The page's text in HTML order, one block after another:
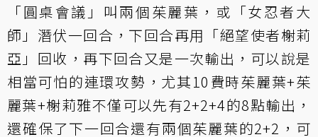
「圓桌會議 」叫兩個茱麗葉，或「女忍者大
師 」潛伏一回合，下回合再用「絕望使者榭莉
亞」回收，再下回合又是一次輸出，可以說是
相當可怕的連環攻勢，尤其10費時茱麗葉+茱
麗葉+榭莉雅不僅可以先有2+2+4的8點輸出，
還確保了下一回合還有兩個茱麗葉的2+2，可